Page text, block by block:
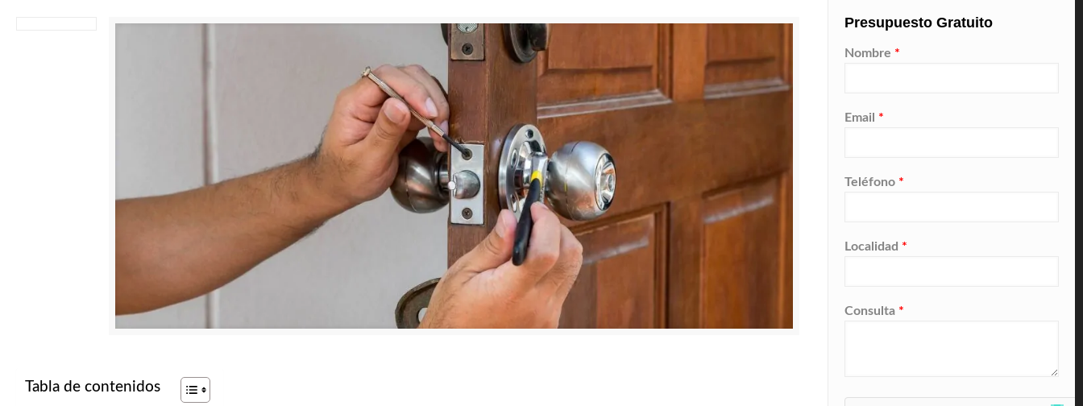
Tabla de contenidos
Presupuesto Gratuito
Nombre *
Email *
Teléfono *
Localidad *
Consulta *